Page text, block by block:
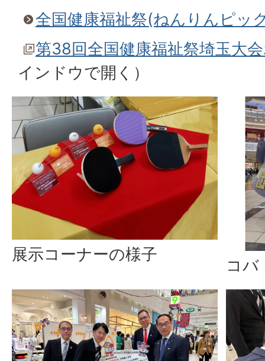
全国健康福祉祭(ねんりんピッ
第38回全国健康福祉祭埼玉大
インドウで開く）
展示コーナーの様子
コ